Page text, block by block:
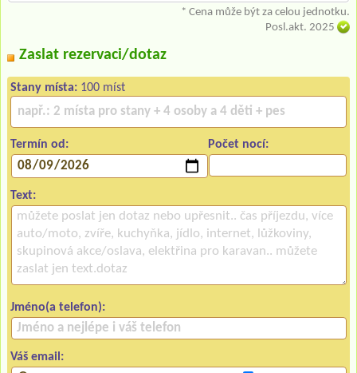
* Cena může být za celou jednotku.
Posl.akt. 2025
Zaslat rezervaci/dotaz
Stany místa: 100 míst
Termín od: Počet nocí:
Text:
Jméno(a telefon):
Váš email: